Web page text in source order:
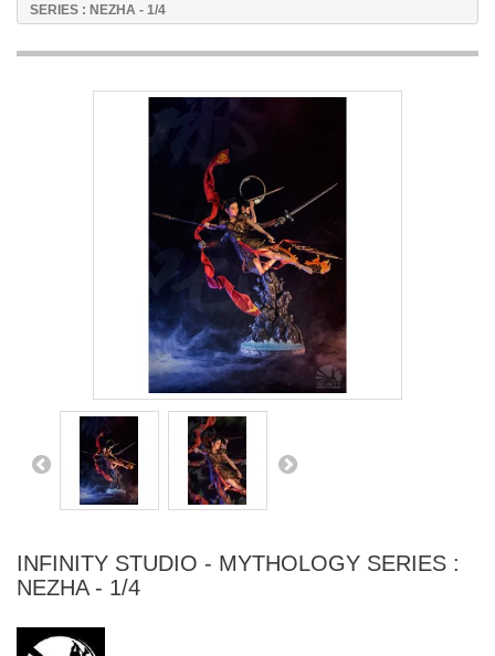
SERIES : NEZHA - 1/4
INFINITY STUDIO - MYTHOLOGY SERIES :
NEZHA - 1/4